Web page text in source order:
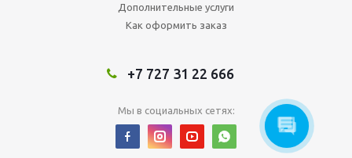
Дополнительные услуги
Как оформить заказ
+7 727 31 22 666
Мы в социальных сетях: